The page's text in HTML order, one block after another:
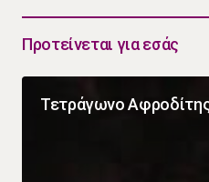
Προτείνεται για εσάς
Τετράγωνο